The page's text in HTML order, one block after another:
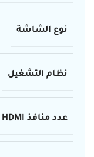
نوع الشاشة
نظام التشغيل
عدد منافذ HDMI